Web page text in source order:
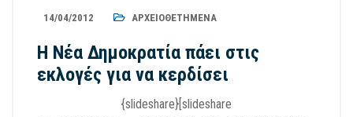
14/04/2012 ΑΡΧΕΙΟΘΕΤΗΜΈΝΑ
Η Νέα Δημοκρατία πάει στις
εκλογές για να κερδίσει
{slideshare}[slideshare